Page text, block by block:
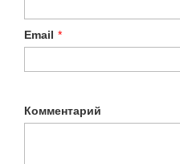
Email *
Комментарий